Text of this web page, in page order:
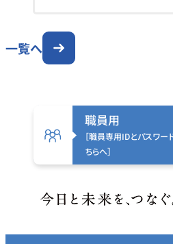
一覧へ
職員用
［職員専用IDとパスワー
ちらへ］